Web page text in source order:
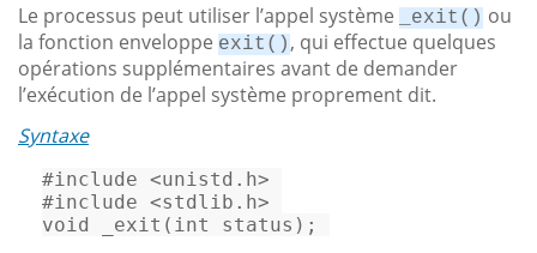
Le processus peut utiliser l’appel système
_exit() ou
la fonction enveloppe exit() , qui effectue quelques
opérations supplémentaires avant de demander
l’exécution de l’appel système proprement dit.
Syntaxe
#include <unistd.h>
#include <stdlib.h>
void
_exit( int status);